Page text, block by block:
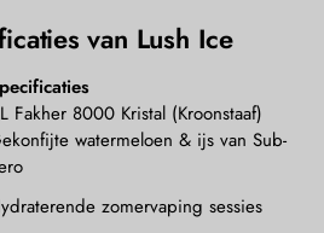
van Lush Ice
Fakher 8000 Kristal (Kroonstaaf)
watermeloen & ijs van Sub-
zomervaping sessies